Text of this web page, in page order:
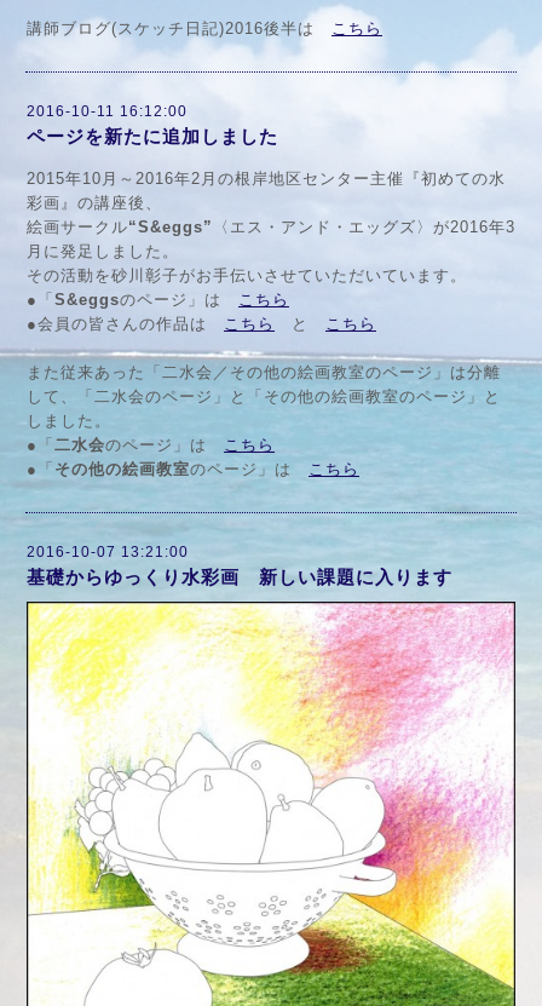
講師ブログ(スケッチ日記)2016後半は こちら
2016-10-11 16:12:00
ページを新たに追加しました
2015年10月～2016年2月の根岸地区センター主催『初めての水
彩画』の講座後、
絵画サークル“S&eggs”
〈エス・アンド・エッグズ〉が2016年3
月に発足しました。
その活動を砂川彰子がお手伝いさせていただいています。
●「 S&eggsのページ」は こちら
●会員の皆さんの作品は こちら と こちら
また従来あった「二水会／その他の絵画教室のページ」は分離
して、「二水会のページ」と「その他の絵画教室のページ」と
しました。
●「 二水会のページ」は こちら
●「 その他の絵画教室のページ」は こちら
2016-10-07 13:21:00
基礎からゆっくり水彩画 新しい課題に入ります